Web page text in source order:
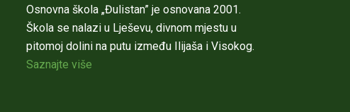
Osnovna škola „Đulistan” je osnovana 2001.
Škola se nalazi u Lješevu, divnom mjestu u
pitomoj dolini na putu između Ilijaša i Visokog.
Saznajte više